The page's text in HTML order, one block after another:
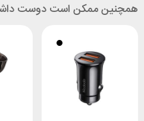
همچنین ممکن است دوست